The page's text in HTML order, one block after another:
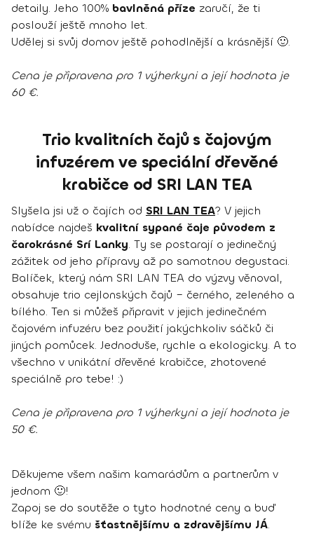
detaily. Jeho 100% bavlněná příze zaručí, že ti
poslouží ještě mnoho let.
Udělej si svůj domov ještě pohodlnější a krásnější 🙂.
Cena je připravena pro 1 výherkyni a její hodnota je
60 €.
Trio kvalitních čajů s čajovým
infuzérem ve speciální dřevěné
krabičce od SRI LAN TEA
Slyšela jsi už o čajích od SRI LAN TEA? V jejich
nabídce najdeš kvalitní sypané čaje původem z
čarokrásné Srí Lanky. Ty se postarají o jedinečný
zážitek od jeho přípravy až po samotnou degustaci.
Balíček, který nám SRI LAN TEA do výzvy věnoval,
obsahuje trio cejlonských čajů – černého, zeleného a
bílého. Ten si můžeš připravit v jejich jedinečném
čajovém infuzéru bez použití jakýchkoliv sáčků či
jiných pomůcek. Jednoduše, rychle a ekologicky. A to
všechno v unikátní dřevěné krabičce, zhotovené
speciálně pro tebe! :)
Cena je připravena pro 1 výherkyni a její hodnota je
50 €.
Děkujeme všem našim kamarádům a partnerům v
jednom 🙂!
Zapoj se do soutěže o tyto hodnotné ceny a buď
blíže ke svému šťastnějšímu a zdravějšímu JÁ.